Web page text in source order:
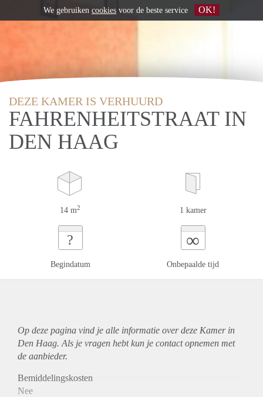
DEZE KAMER IS VERHUURD
FAHRENHEITSTRAAT IN
DEN HAAG
14 m2 1 kamer
?
Begindatum
∞
Onbepaalde tijd
Op deze pagina vind je alle informatie over deze Kamer in
Den Haag. Als je vragen hebt kun je contact opnemen met
de aanbieder.
Bemiddelingskosten
Nee
We gebruiken cookies voor de beste service OK!